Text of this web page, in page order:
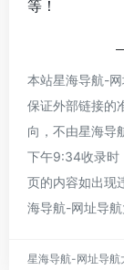
等！
本站星海导航-
保证外部链接的
向，不由星海导
下午9:34收录时
页的内容如出现
海导航-网址导航
星海导航-网址导航